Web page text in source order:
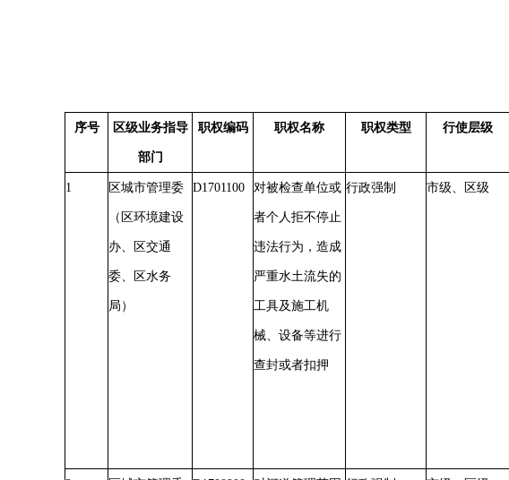
序号 区级业务指导
部门
职权编码 职权名称 职权类型 行使层级
1 区城市管理委
（区环境建设
办、区交通
委、区水务
局）
D1701100 对被检查单位或
者个人拒不停止
违法行为，造成
严重水土流失的
工具及施工机
械、设备等进行
查封或者扣押
行政强制 市级、区级